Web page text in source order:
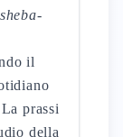
il
prassi
della